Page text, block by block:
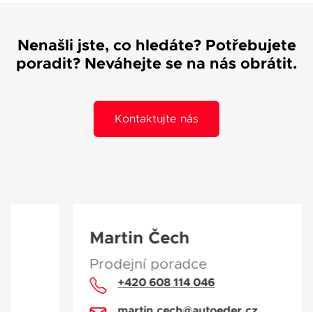
Nenašli jste, co hledáte? Potřebujete
poradit? Neváhejte se na nás obrátit.
Kontaktujte nás
Martin Čech
Prodejní poradce
+420 608 114 046